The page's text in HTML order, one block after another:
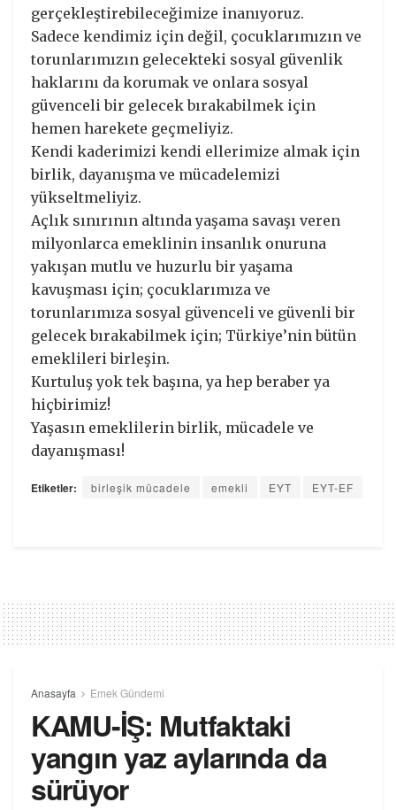
gerçekleştirebileceğimize inanıyoruz.
Sadece kendimiz için değil, çocuklarımızın ve
torunlarımızın gelecekteki sosyal güvenlik
haklarını da korumak ve onlara sosyal
güvenceli bir gelecek bırakabilmek için
hemen harekete geçmeliyiz.
Kendi kaderimizi kendi ellerimize almak için
birlik, dayanışma ve mücadelemizi
yükseltmeliyiz.
Açlık sınırının altında yaşama savaşı veren
milyonlarca emeklinin insanlık onuruna
yakışan mutlu ve huzurlu bir yaşama
kavuşması için; çocuklarımıza ve
torunlarımıza sosyal güvenceli ve güvenli bir
gelecek bırakabilmek için; Türkiye’nin bütün
emeklileri birleşin.
Kurtuluş yok tek başına, ya hep beraber ya
hiçbirimiz!
Yaşasın emeklilerin birlik, mücadele ve
dayanışması!
Etiketler: birleşik mücadele emekli EYT EYT-EF
Anasayfa Emek Gündemi
KAMU-İŞ: Mutfaktaki
yangın yaz aylarında da
sürüyor